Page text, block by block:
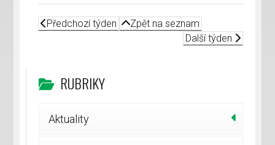
Předchozí týden
Zpět na seznam
Další týden
RUBRIKY
Aktuality